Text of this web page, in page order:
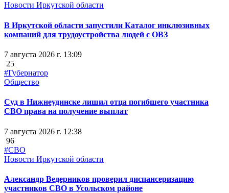
Новости Иркутской области
В Иркутской области запустили Каталог инклюзивных
компаний для трудоустройства людей с ОВЗ
7 августа 2026 г. 13:09
25
#Губернатор
Общество
Суд в Нижнеудинске лишил отца погибшего участника
СВО права на получение выплат
7 августа 2026 г. 12:38
96
#СВО
Новости Иркутской области
Александр Ведерников проверил диспансеризацию
участников СВО в Усольском районе